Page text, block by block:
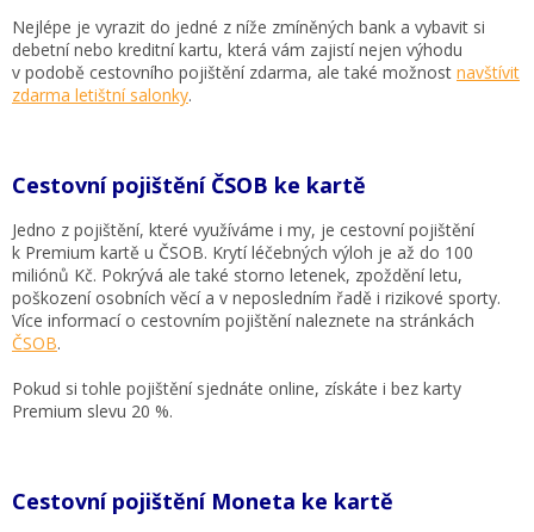
Nejlépe je vyrazit do jedné z níže zmíněných bank a vybavit si
debetní nebo kreditní kartu, která vám zajistí nejen výhodu
v podobě cestovního pojištění zdarma, ale také možnost navštívit
zdarma letištní salonky.
Cestovní pojištění ČSOB ke kartě
Jedno z pojištění, které využíváme i my, je cestovní pojištění
k Premium kartě u ČSOB. Krytí léčebných výloh je až do 100
miliónů Kč. Pokrývá ale také storno letenek, zpoždění letu,
poškození osobních věcí a v neposledním řadě i rizikové sporty.
Více informací o cestovním pojištění naleznete na stránkách
ČSOB.
Pokud si tohle pojištění sjednáte online, získáte i bez karty
Premium slevu 20 %.
Cestovní pojištění Moneta ke kartě